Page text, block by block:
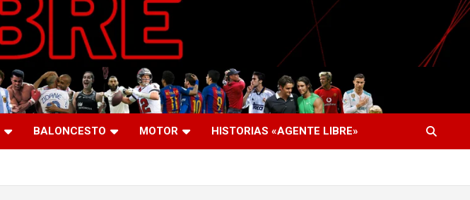
BALONCESTO MOTOR HISTORIAS «AGENTE LIBRE»